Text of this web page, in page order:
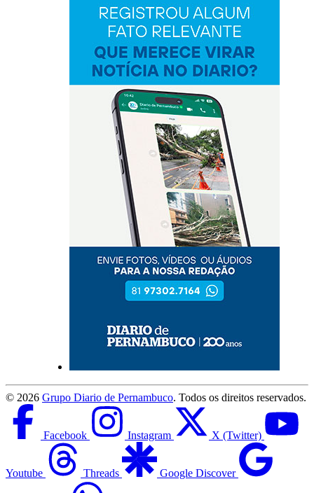
© 2026 Grupo Diario de Pernambuco. Todos os direitos reservados.
Facebook Instagram X (Twitter)
Youtube Threads Google Discover